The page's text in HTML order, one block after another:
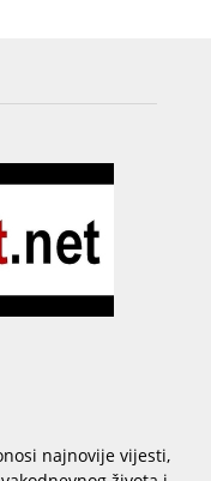
najnovije vijesti,